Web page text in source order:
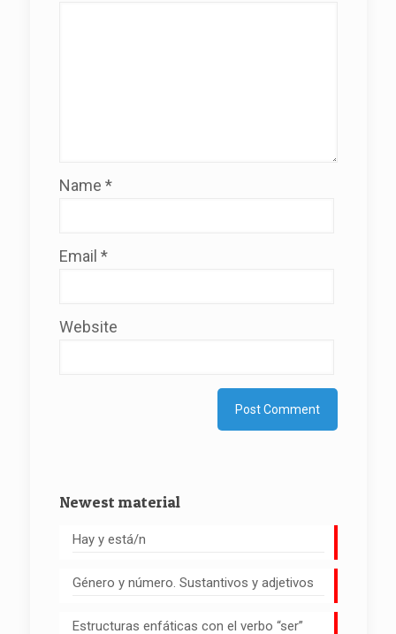
Name *
Email *
Website
Newest material
Hay y está/n
Género y número. Sustantivos y adjetivos
Estructuras enfáticas con el verbo “ser”